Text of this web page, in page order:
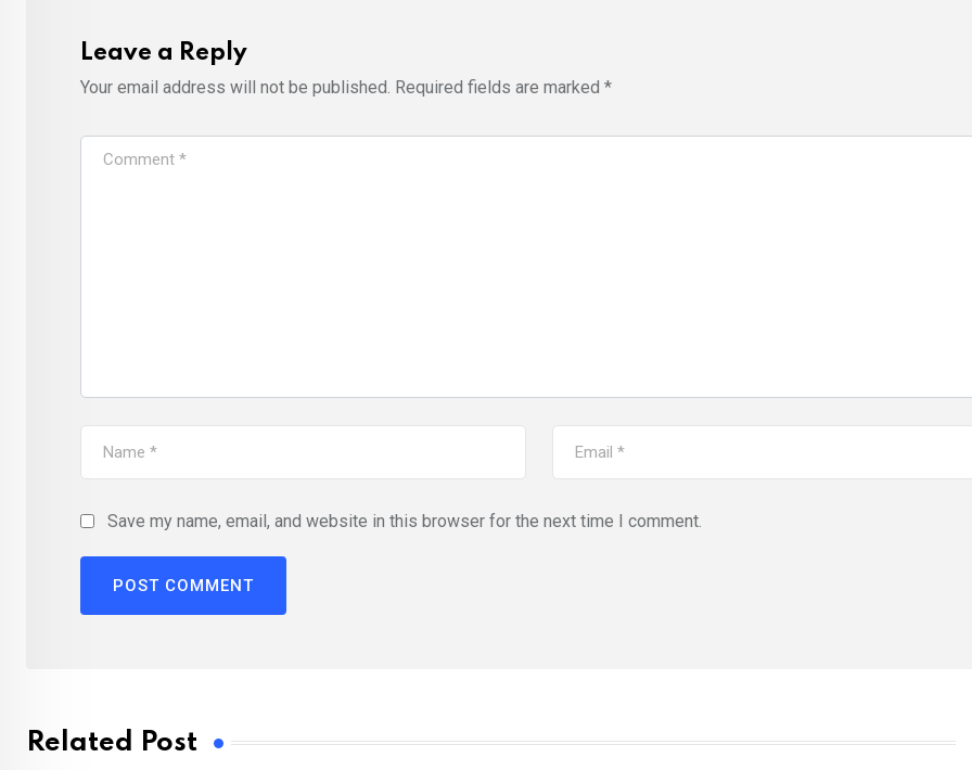
Leave a Reply
Your email address will not be published. Required fields are marked *
Save my name, email, and website in this browser for the next time I comment.
Related Post